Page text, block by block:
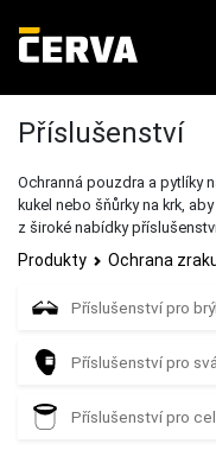
Příslušenství
Ochranná pouzdra a pytlíky
kukel nebo šňůrky na krk,
z široké nabídky
Produkty Ochrana
Příslušenství pro
Příslušenství pro
Příslušenství pro